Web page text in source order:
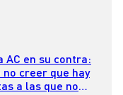
AC en su contra:
no creer que hay
a las que no